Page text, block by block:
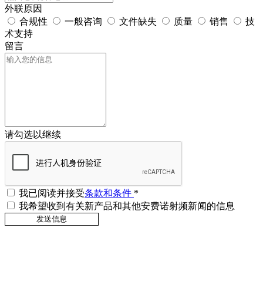
外联原因
合规性
一般咨询 文件缺失 质量 销售
技
术支持
留言
请勾选以继续
我已阅读并接受条款和条件 *
我希望收到有关新产品和其他安费诺射频新闻的信息